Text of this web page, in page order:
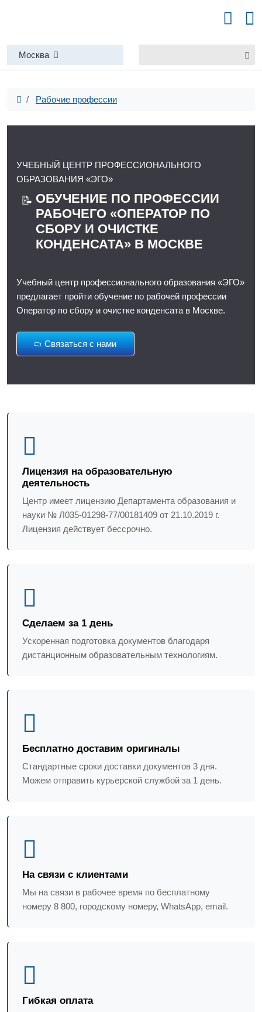
Москва
Рабочие профессии
УЧЕБНЫЙ ЦЕНТР ПРОФЕССИОНАЛЬНОГО
ОБРАЗОВАНИЯ «ЭГО»
📝 ОБУЧЕНИЕ ПО ПРОФЕССИИ
РАБОЧЕГО «ОПЕРАТОР ПО
СБОРУ И ОЧИСТКЕ
КОНДЕНСАТА» В МОСКВЕ
Учебный центр профессионального образования «ЭГО»
предлагает пройти обучение по рабочей профессии
Оператор по сбору и очистке конденсата в Москве.
Связаться с нами
Лицензия на образовательную
деятельность
Центр имеет лицензию Департамента образования и
науки № Л035-01298-77/00181409 от 21.10.2019 г.
Лицензия действует бессрочно.
Сделаем за 1 день
Ускоренная подготовка документов благодаря
дистанционным образовательным технологиям.
Бесплатно доставим оригиналы
Стандартные сроки доставки документов 3 дня.
Можем отправить курьерской службой за 1 день.
На связи с клиентами
Мы на связи в рабочее время по бесплатному
номеру 8 800, городскому номеру, WhatsApp, email.
Гибкая оплата